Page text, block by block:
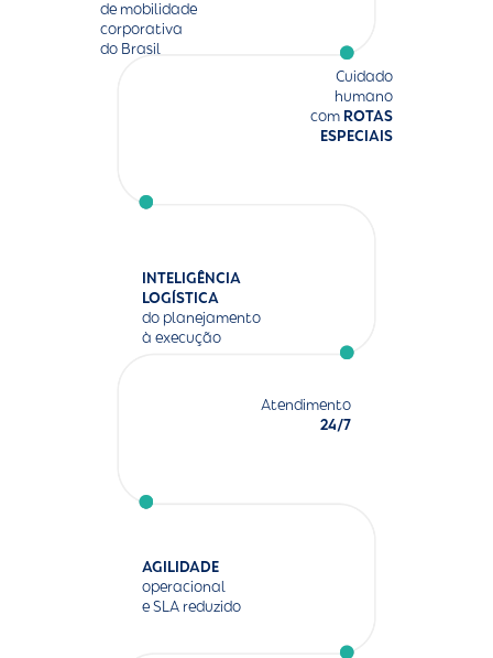
de mobilidade
corporativa
do Brasil
Cuidado
humano
com ROTAS
ESPECIAIS
INTELIGÊNCIA
LOGÍSTICA
do planejamento
à execução
Atendimento
24/7
AGILIDADE
operacional
e SLA reduzido